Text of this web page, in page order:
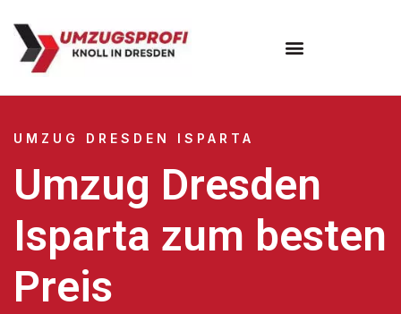
UMZUG DRESDEN ISPARTA
Umzug Dresden
Isparta zum besten
Preis